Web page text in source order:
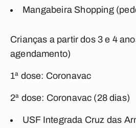
Mangabeira Shopping
Crianças a partir dos 3 e 4
agendamento)
1ª dose: Coronavac
2ª dose: Coronavac (28 dias)
USF Integrada Cruz das